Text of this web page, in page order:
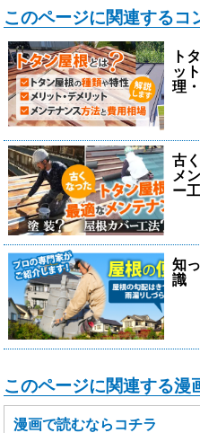
このページに関連するコ
ト
ッ
理
古
メ
ー
知
識
このページに関連する漫
漫画で読むならコチラ